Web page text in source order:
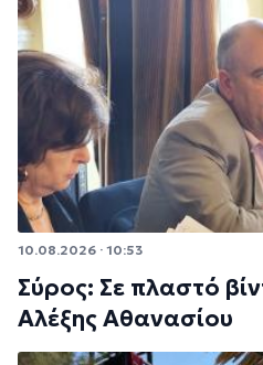
10.08.2026 · 10:53
Σύρος: Σε πλαστό
Αλέξης Αθανασίου